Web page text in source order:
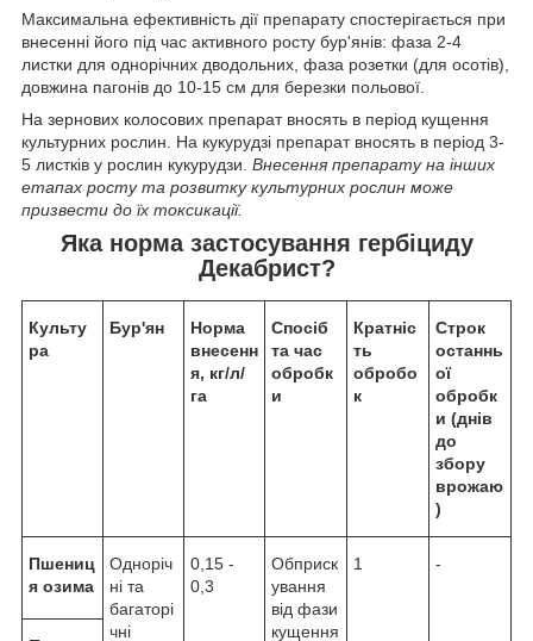
Максимальна ефективність дії препарату спостерігається при
внесенні його під час активного росту бур'янів: фаза 2-4
листки для однорічних дводольних, фаза розетки (для осотів),
довжина пагонів до 10-15 см для березки польової.
На зернових колосових препарат вносять в період кущення
культурних рослин. На кукурудзі препарат вносять в період 3-
5 листків у рослин кукурудзи. Внесення препарату на інших
етапах росту та розвитку культурних рослин може
призвести до їх токсикації.
Яка норма застосування гербіциду
Декабрист?
Культу
ра
Бур'ян
Норма
внесенн
я, кг/л/
га
Спосіб
та час
обробк
и
Кратніс
ть
обробо
к
Строк
останнь
ої
обробк
и (днів
до
збору
врожаю
)
Пшениц
я озима
Одноріч
ні та
багаторі
чні
0,15 -
0,3
Обприск
ування
від фази
кущення
1 -